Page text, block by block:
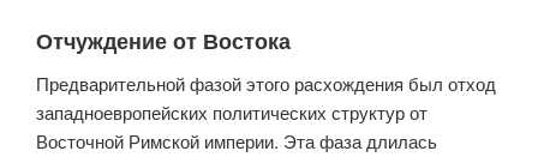
Отчуждение от Востока
Предварительной фазой этого расхождения был отход
западноевро­пейских политических структур от
Восточной Римской империи. Эта фаза длилась